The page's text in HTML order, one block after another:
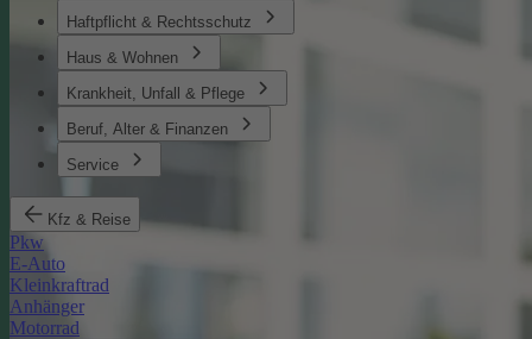
Haftpflicht & Rechtsschutz
Haus & Wohnen
Krankheit, Unfall & Pflege
Beruf, Alter & Finanzen
Service
Kfz & Reise
Pkw
E-Auto
Kleinkraftrad
Anhänger
Motorrad